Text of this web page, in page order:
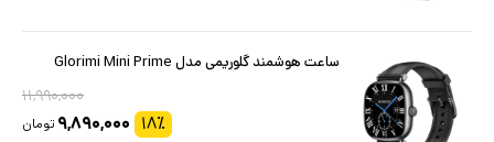
ساعت هوشمند گلوریمی مدل Glorimi Mini Prime
۱۱,۹۹۰,۰۰۰
۱۸٪ ۹,۸۹۰,۰۰۰ تومان